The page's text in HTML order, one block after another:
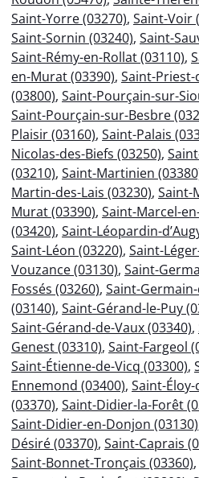
Saint-Yorre (03270), Saint-Voir
Saint-Sornin (03240), Saint-
Saint-Rémy-en-Rollat (03110),
en-Murat (03390), Saint-Priest-
(03800), Saint-Pourçain-sur-
Saint-Pourçain-sur-Besbre
Plaisir (03160), Saint-Palais
Nicolas-des-Biefs (03250),
(03210), Saint-Martinien
Martin-des-Lais (03230), Saint-
Murat (03390), Saint-Marcel-
(03420), Saint-Léopardin-
Saint-Léon (03220), Saint-
Vouzance (03130), Saint-
Fossés (03260), Saint-
(03140), Saint-Gérand-le-Puy
Saint-Gérand-de-Vaux (03340),
Genest (03310), Saint-Fargeol
Saint-Étienne-de-Vicq (03300),
Ennemond (03400), Saint-Éloy-
(03370), Saint-Didier-la-Forêt
Saint-Didier-en-Donjon (03130)
Désiré (03370), Saint-Caprais
Saint-Bonnet-Tronçais (03360),